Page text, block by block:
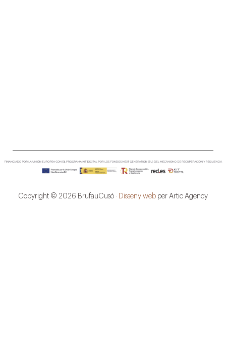
Copyright © 2026 BrufauCusó · Disseny web per Artic Agency